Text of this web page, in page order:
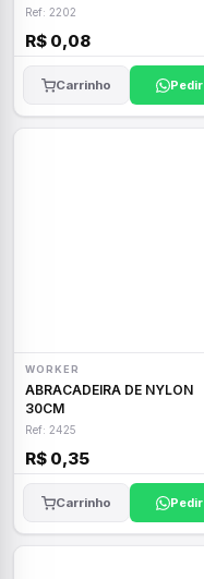
Ref: 2202
R$ 0,08
Carrinho Pedir
WORKER
ABRACADEIRA DE NYLON
30CM
Ref: 2425
R$ 0,35
Carrinho Pedir